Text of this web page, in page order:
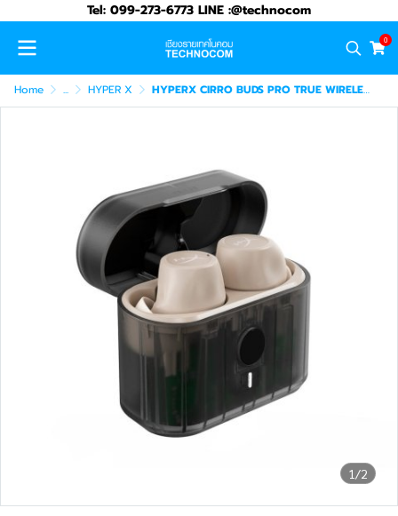
Tel: 099-273-6773 LINE :@technocom
0
Home ... HYPER X HYPERX CIRRO BUDS PRO TRUE WIRELESS EARBUDS - TAN (727A7AA)
1/2